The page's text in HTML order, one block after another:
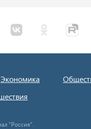
Экономика
"Россия".